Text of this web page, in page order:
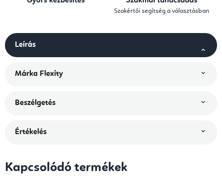
Szakértői segítség a választásban
Leírás
Márka Flexity
Beszélgetés
Értékelés
Kapcsolódó termékek